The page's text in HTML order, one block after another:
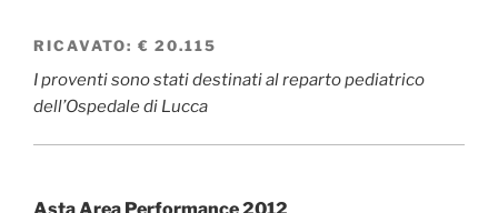
RICAVATO: € 20.115
I proventi sono stati destinati al reparto pediatrico
dell’Ospedale di Lucca
Asta Area Performance 2012